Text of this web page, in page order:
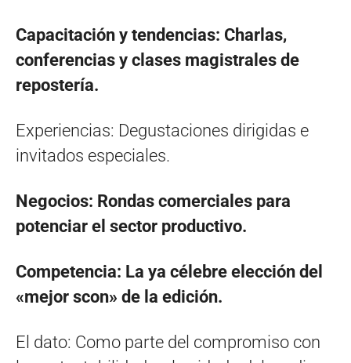
Capacitación y tendencias: Charlas,
conferencias y clases magistrales de
repostería.
Experiencias: Degustaciones dirigidas e
invitados especiales.
Negocios: Rondas comerciales para
potenciar el sector productivo.
Competencia: La ya célebre elección del
«mejor scon» de la edición.
El dato: Como parte del compromiso con